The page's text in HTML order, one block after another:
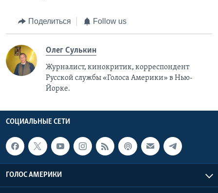
Поделиться Follow us
Олег Сулькин
Журналист, кинокритик, корреспондент
Русской службы «Голоса Америки» в Нью-
Йорке.
СОЦИАЛЬНЫЕ СЕТИ
ГОЛОС АМЕРИКИ